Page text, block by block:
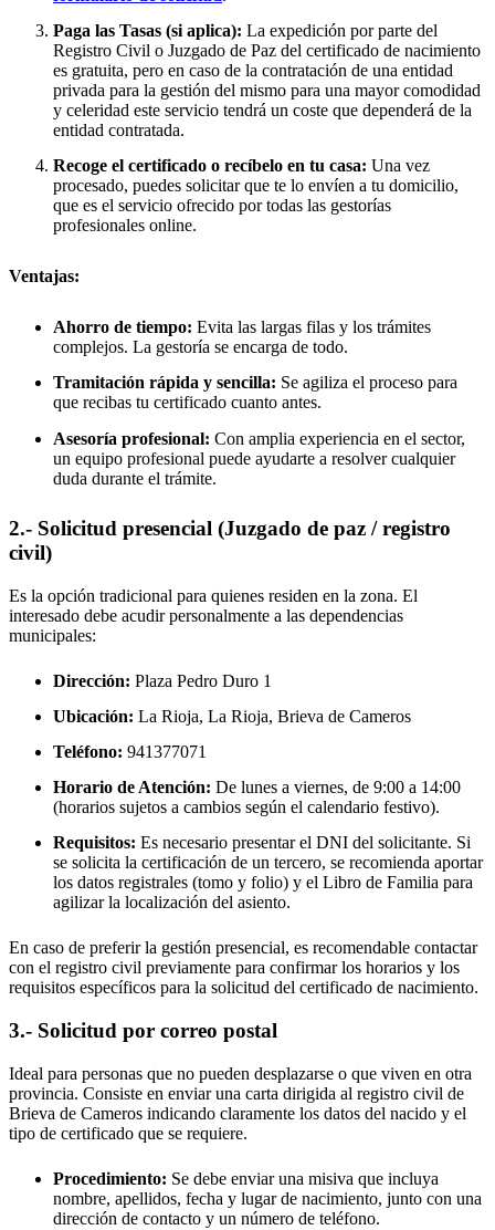
Paga las Tasas (si aplica): La expedición por parte del
Registro Civil o Juzgado de Paz del certificado de nacimiento
es gratuita, pero en caso de la contratación de una entidad
privada para la gestión del mismo para una mayor comodidad
y celeridad este servicio tendrá un coste que dependerá de la
entidad contratada.
Recoge el certificado o recíbelo en tu casa: Una vez
procesado, puedes solicitar que te lo envíen a tu domicilio,
que es el servicio ofrecido por todas las gestorías
profesionales online.
Ventajas:
Ahorro de tiempo: Evita las largas filas y los trámites
complejos. La gestoría se encarga de todo.
Tramitación rápida y sencilla: Se agiliza el proceso para
que recibas tu certificado cuanto antes.
Asesoría profesional: Con amplia experiencia en el sector,
un equipo profesional puede ayudarte a resolver cualquier
duda durante el trámite.
2.- Solicitud presencial (Juzgado de paz / registro
civil)
Es la opción tradicional para quienes residen en la zona. El
interesado debe acudir personalmente a las dependencias
municipales:
Dirección: Plaza Pedro Duro 1
Ubicación: La Rioja, La Rioja, Brieva de Cameros
Teléfono: 941377071
Horario de Atención: De lunes a viernes, de 9:00 a 14:00
(horarios sujetos a cambios según el calendario festivo).
Requisitos: Es necesario presentar el DNI del solicitante. Si
se solicita la certificación de un tercero, se recomienda aportar
los datos registrales (tomo y folio) y el Libro de Familia para
agilizar la localización del asiento.
En caso de preferir la gestión presencial, es recomendable contactar
con el registro civil previamente para confirmar los horarios y los
requisitos específicos para la solicitud del certificado de nacimiento.
3.- Solicitud por correo postal
Ideal para personas que no pueden desplazarse o que viven en otra
provincia. Consiste en enviar una carta dirigida al registro civil de
Brieva de Cameros indicando claramente los datos del nacido y el
tipo de certificado que se requiere.
Procedimiento: Se debe enviar una misiva que incluya
nombre, apellidos, fecha y lugar de nacimiento, junto con una
dirección de contacto y un número de teléfono.